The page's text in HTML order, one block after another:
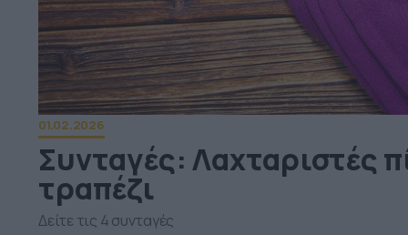
01.02.2026
Συνταγές: Λαχταριστές
τραπέζι
Δείτε τις 4 συνταγές